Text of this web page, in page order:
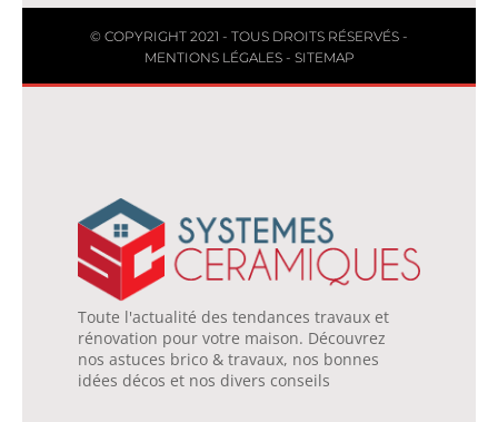
© COPYRIGHT 2021 - TOUS DROITS RÉSERVÉS -
MENTIONS LÉGALES- SITEMAP
Toute l'actualité des tendances travaux et
rénovation pour votre maison. Découvrez
nos astuces brico & travaux, nos bonnes
idées décos et nos divers conseils